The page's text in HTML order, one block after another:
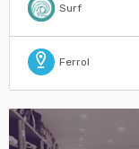
Surf
Ferrol